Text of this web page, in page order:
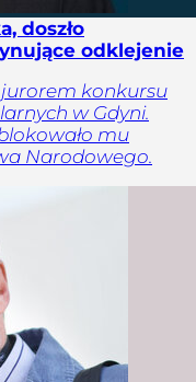
doszło
odklejenie
jurorem konkursu
w Gdyni.
mu
Narodowego.